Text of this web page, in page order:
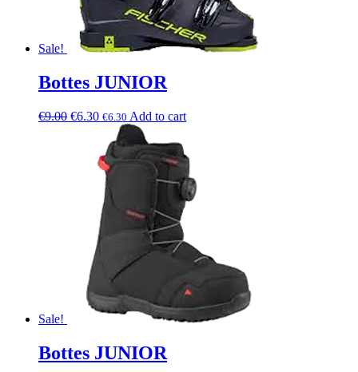
Sale!
Bottes JUNIOR
€9.00 €6.30 €6.30 Add to cart
Sale!
Bottes JUNIOR